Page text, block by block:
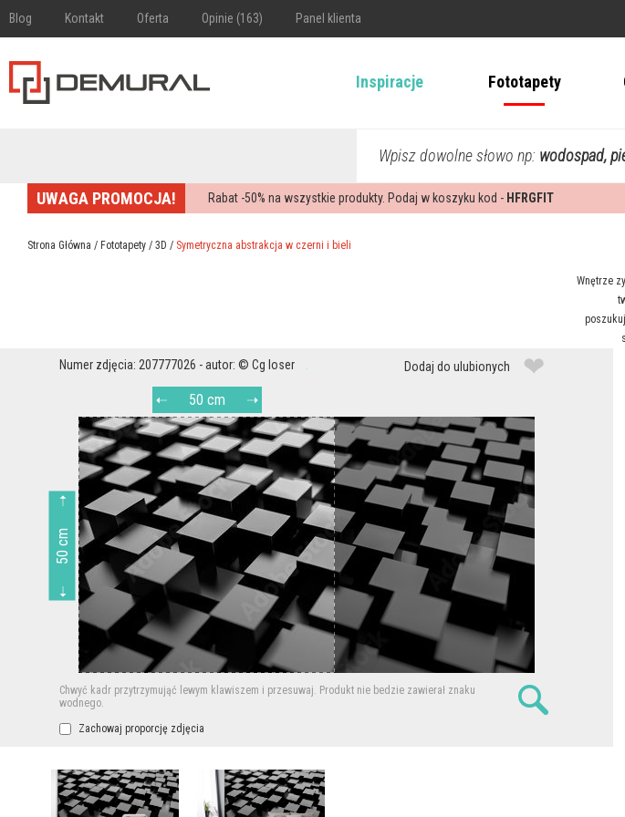
Blog Kontakt Oferta Opinie (163) Panel klienta
Inspiracje Fototapety
Wpisz dowolne słowo np: wodospad,
UWAGA PROMOCJA! Rabat -50% na wszystkie produkty. Podaj w koszyku kod - HFRGFIT
Strona Główna / Fototapety / 3D / Symetryczna abstrakcja w czerni i bieli
Wnętrze
Numer zdjęcia: 207777026 - autor: © Cg loser Dodaj do ulubionych ❤
50 cm
50 cm
Chwyć kadr przytrzymująć lewym klawiszem i przesuwaj. Produkt nie bedzie zawierał znaku
wodnego.
Zachowaj proporcję zdjęcia